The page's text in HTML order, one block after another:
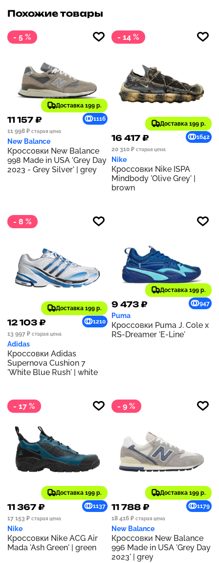
Похожие товары
- 5 %
Доставка 199 р.
11 157 ₽
1116
11 998 ₽ старая цена
New Balance
Кроссовки New Balance
998 Made in USA 'Grey Day
2023 - Grey Silver' | grey
- 14 %
Доставка 199 р.
16 417 ₽
1642
20 310 ₽ старая цена
Nike
Кроссовки Nike ISPA
Mindbody 'Olive Grey' |
brown
- 8 %
Доставка 199 р.
12 103 ₽
1210
13 997 ₽ старая цена
Adidas
Кроссовки Adidas
Supernova Cushion 7
'White Blue Rush' | white
Доставка 199 р.
9 473 ₽ 947
Puma
Кроссовки Puma J. Cole x
RS-Dreamer 'E-Line'
- 17 %
Доставка 199 р.
11 367 ₽
1137
17 153 ₽ старая цена
Nike
Кроссовки Nike ACG Air
Mada 'Ash Green' | green
- 9 %
Доставка 199 р.
11 788 ₽
1179
18 416 ₽ старая цена
New Balance
Кроссовки New Balance
996 Made in USA 'Grey Day
2023' | grey